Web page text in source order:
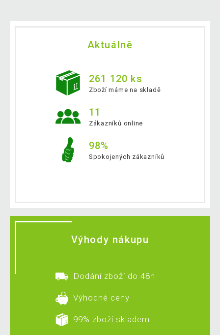
Aktuálně
261 120 ks
Zboží máme na skladě
11
Zákazníků online
98%
Spokojených zákazníků
Výhody nákupu
Dodání zboží do 48h
Výhodné ceny
99% zboží skladem